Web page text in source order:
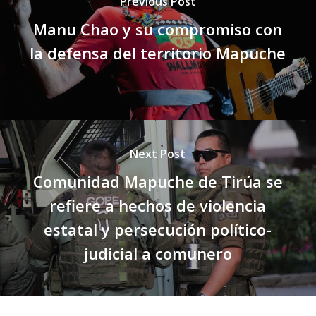
Manu Chao y su compromiso con
la defensa del territorio Mapuche
Next Post
Comunidad Mapuche de Tirúa se
refiere a hechos de violencia
estatal y persecución político-
judicial a comunero